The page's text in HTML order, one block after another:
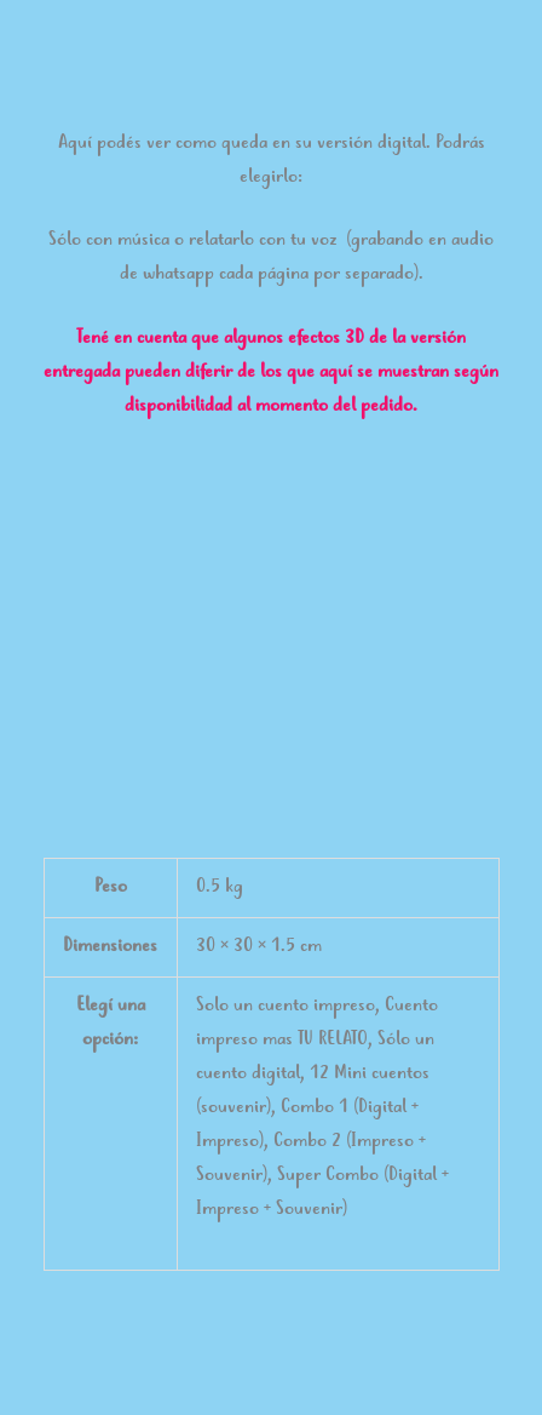
Aquí podés ver como queda en su versión digital. Podrás
elegirlo:
Sólo con música o relatarlo con tu voz (grabando en audio
de whatsapp cada página por separado).
Tené en cuenta que algunos efectos 3D de la versión
entregada pueden diferir de los que aquí se muestran según
disponibilidad al momento del pedido.
Peso 0.5 kg
Dimensiones 30 × 30 × 1.5 cm
Elegí una
opción:
Solo un cuento impreso, Cuento
impreso mas TU RELATO, Sólo un
cuento digital, 12 Mini cuentos
(souvenir), Combo 1 (Digital +
Impreso), Combo 2 (Impreso +
Souvenir), Super Combo (Digital +
Impreso + Souvenir)